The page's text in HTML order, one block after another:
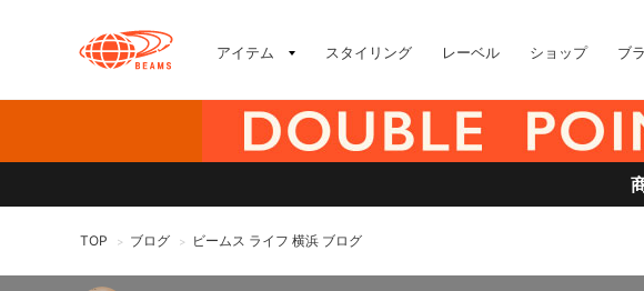
アイテム スタイリング レーベル ショップ ブ
TOP > ブログ > ビームス ライフ 横浜 ブログ